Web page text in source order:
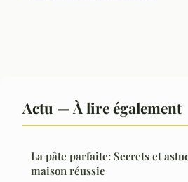
Actu — À lire également
La pâte parfaite: Secrets et
maison réussie